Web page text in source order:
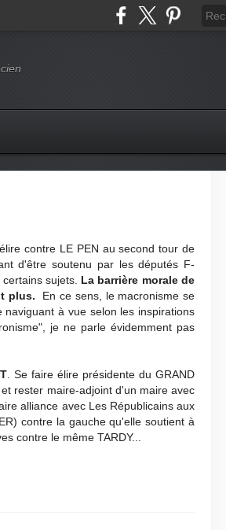
contre LE PEN au second tour de
d'être soutenu par les députés F-
sujets. La barrière morale de
plus.
En ce sens, le macronisme se
à vue selon les inspirations
je ne parle évidemment pas
. Se faire élire présidente du GRAND
rester maire-adjoint d'un maire avec
alliance avec Les Républicains aux
contre la gauche qu'elle soutient à
contre le même TARDY...